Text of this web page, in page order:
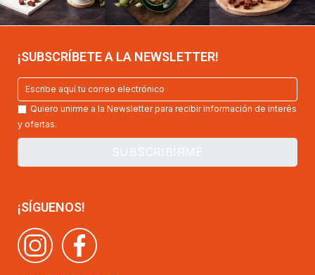
¡SUBSCRÍBETE A LA NEWSLETTER!
Quiero unirme a la Newsletter para recibir información de interés
y ofertas.
¡SÍGUENOS!